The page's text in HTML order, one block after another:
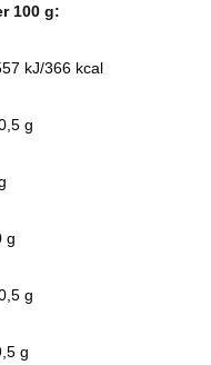
100 g:
kJ/366 kcal
g
g
g
g